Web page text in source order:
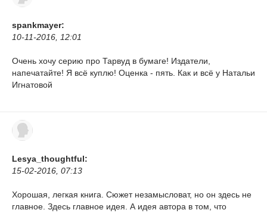
spankmayer:
10-11-2016, 12:01
Очень хочу серию про Тарвуд в бумаге! Издатели,
напечатайте! Я всё куплю! Оценка - пять. Как и всё у Натальи
Игнатовой
Lesya_thoughtful:
15-02-2016, 07:13
Хорошая, легкая книга. Сюжет незамысловат, но он здесь не
главное. Здесь главное идея. А идея автора в том, что